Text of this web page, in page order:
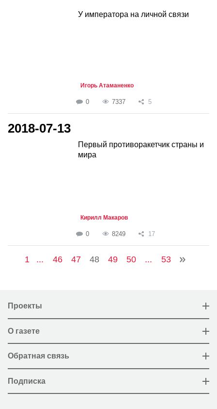
У императора на личной связи
Игорь Атаманенко
0 7337 5
2018-07-13
Первый противоракетчик страны и
мира
Кирилл Макаров
0 8249 17
1 ... 46 47 48 49 50 ... 53
Проекты
О газете
Обратная связь
Подписка